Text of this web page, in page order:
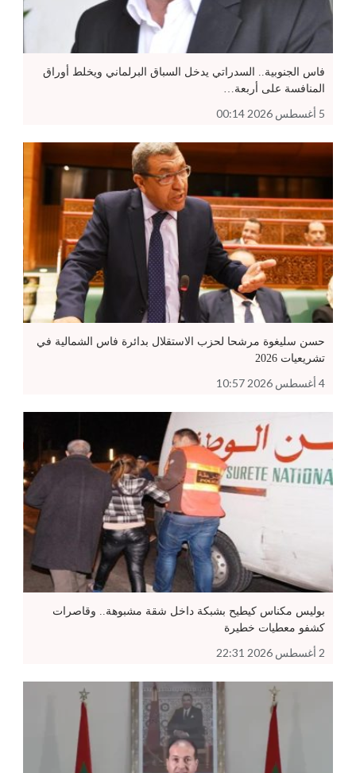
فاس الجنوبية.. السدراتي يدخل السباق البرلماني ويخلط أوراق
المنافسة على أربعة…
5 أغسطس 2026 00:14
حسن سليغوة مرشحا لحزب الاستقلال بدائرة فاس الشمالية في
تشريعيات 2026
4 أغسطس 2026 10:57
بوليس مكناس كيطيح بشبكة داخل شقة مشبوهة.. وقاصرات
كشفو معطيات خطيرة
2 أغسطس 2026 22:31